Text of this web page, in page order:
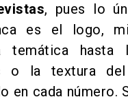
, pues lo
es el logo,
temática hasta
o la textura
en cada número.